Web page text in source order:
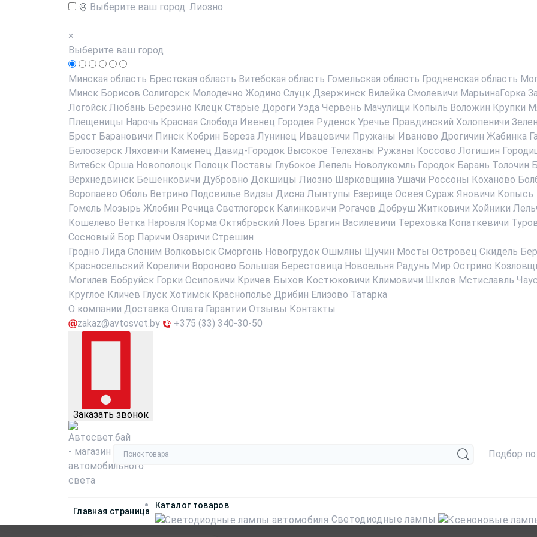
Выберите ваш город: Лиозно
×
Выберите ваш город
Минская область Брестская область Витебская область Гомельская область Гродненская область
Минск Борисов Солигорск Молодечно Жодино Слуцк Дзержинск Вилейка Смолевичи МарьинаГорка
Логойск Любань Березино Клецк Старые Дороги Узда Червень Мачулищи Копыль Воложин Крупки
Плещеницы Нарочь Красная Слобода Ивенец Городея Руденск Уречье Правдинский Холопеничи
Брест Барановичи Пинск Кобрин Береза Лунинец Ивацевичи Пружаны Иваново Дрогичин Жабинка
Белоозерск Ляховичи Каменец Давид-Городок Высокое Телеханы Ружаны Коссово Логишин
Витебск Орша Новополоцк Полоцк Поставы Глубокое Лепель Новолукомль Городок Барань Толочин
Верхнедвинск Бешенковичи Дубровно Докшицы Лиозно Шарковщина Ушачи Россоны Коханово
Воропаево Оболь Ветрино Подсвилье Видзы Дисна Лынтупы Езерище Освея Сураж Яновичи Копысь
Гомель Мозырь Жлобин Речица Светлогорск Калинковичи Рогачев Добруш Житковичи Хойники
Кошелево Ветка Наровля Корма Октябрьский Лоев Брагин Василевичи Тереховка Копаткевичи
Сосновый Бор Паричи Озаричи Стрешин
Гродно Лида Слоним Волковыск Сморгонь Новогрудок Ошмяны Щучин Мосты Островец Скидель
Красносельский Кореличи Вороново Большая Берестовица Новоельня Радунь Мир Острино
Могилев Бобруйск Горки Осиповичи Кричев Быхов Костюковичи Климовичи Шклов Мстиславль
Круглое Кличев Глуск Хотимск Краснополье Дрибин Елизово Татарка
О компании Доставка Оплата Гарантии Отзывы Контакты
zakaz@avtosvet.by
+375 (33) 340-30-50
Заказать звонок
Подбор
Главная страница
Каталог товаров
Светодиодные лампы